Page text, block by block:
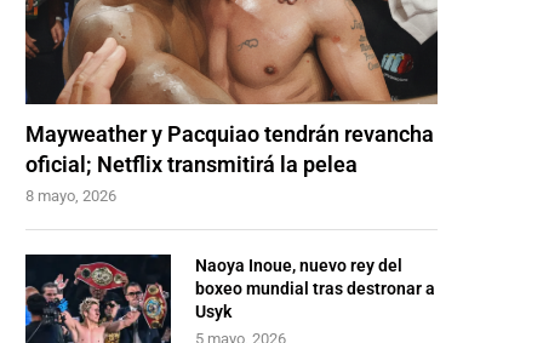
Mayweather y Pacquiao tendrán revancha
oficial; Netflix transmitirá la pelea
8 mayo, 2026
Naoya Inoue, nuevo rey del
boxeo mundial tras destronar a
Usyk
5 mayo, 2026